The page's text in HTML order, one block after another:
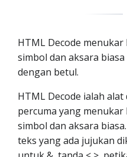
HTML Decode
simbol dan aksara
dengan betul.
HTML Decode ialah
percuma yang
simbol dan aksara
teks yang ada jujukan